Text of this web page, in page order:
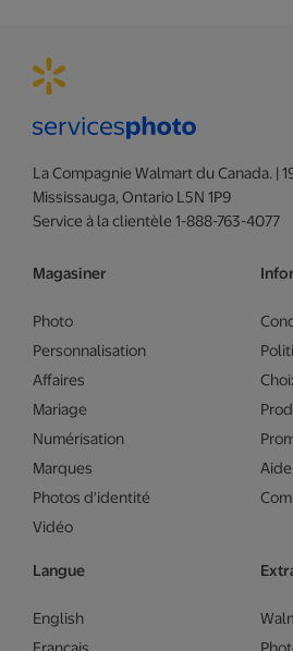
La Compagnie Walmart du Canada. |
Mississauga, Ontario L5N 1P9
Service à la clientèle 1-888-763-4077
Magasiner
Photo
Personnalisation
Affaires
Mariage
Numérisation
Marques
Photos d'identité
Vidéo
Langue
English
Aide